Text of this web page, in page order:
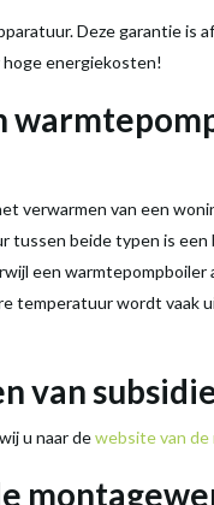
Dezegarantieis
energiekosten!
verwarmen van een
tussen beide typen is een
een warmtepompboiler
temperatuurwordt vaak
van
u naar dewebsite van de